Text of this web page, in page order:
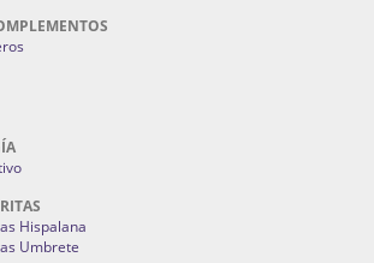
Hispalana
Umbrete